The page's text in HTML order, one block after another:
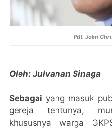
Pdt. John
Oleh: Julvanan Sinaga
Sebagai yang masuk
gereja tentunya,
khususnya warga